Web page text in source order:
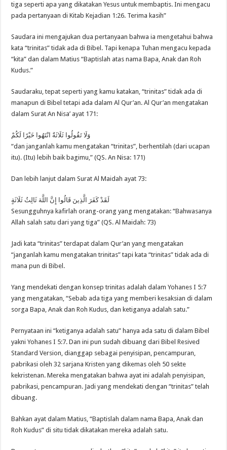
tiga seperti apa yang dikatakan Yesus untuk membaptis. Ini mengacu
pada pertanyaan di Kitab Kejadian 1:26. Terima kasih”
Saudara ini mengajukan dua pertanyaan bahwa ia mengetahui bahwa
kata “trinitas” tidak ada di Bibel. Tapi kenapa Tuhan mengacu kepada
“kita” dan dalam Matius “Baptislah atas nama Bapa, Anak dan Roh
Kudus.”
Saudaraku, tepat seperti yang kamu katakan, “trinitas” tidak ada di
manapun di Bibel tetapi ada dalam Al Qur’an. Al Qur’an mengatakan
dalam Surat An Nisa’ ayat 171:
وَلَا تَقُولُوا ثَلَاثَةٌ انْتَهُوا خَيْرًا لَكُمْ
“dan janganlah kamu mengatakan “trinitas”, berhentilah (dari ucapan
itu). (Itu) lebih baik bagimu,” (QS. An Nisa: 171)
Dan lebih lanjut dalam Surat Al Maidah ayat 73:
لَقَدْ كَفَرَ الَّذِينَ قَالُوا إِنَّ اللَّهَ ثَالِثُ ثَلَاثَةٍ
Sesungguhnya kafirlah orang-orang yang mengatakan: “Bahwasanya
Allah salah satu dari yang tiga” (QS. Al Maidah: 73)
Jadi kata “trinitas” terdapat dalam Qur’an yang mengatakan
“janganlah kamu mengatakan trinitas” tapi kata “trinitas” tidak ada di
mana pun di Bibel.
Yang mendekati dengan konsep trinitas adalah dalam Yohanes I 5:7
yang mengatakan, “Sebab ada tiga yang memberi kesaksian di dalam
sorga Bapa, Anak dan Roh Kudus, dan ketiganya adalah satu.”
Pernyataan ini “ketiganya adalah satu” hanya ada satu di dalam Bibel
yakni Yohanes I 5:7. Dan ini pun sudah dibuang dari Bibel Resived
Standard Version, dianggap sebagai penyisipan, pencampuran,
pabrikasi oleh 32 sarjana Kristen yang dikemas oleh 50 sekte
kekristenan. Mereka mengatakan bahwa ayat ini adalah penyisipan,
pabrikasi, pencampuran. Jadi yang mendekati dengan “trinitas” telah
dibuang.
Bahkan ayat dalam Matius, “Baptislah dalam nama Bapa, Anak dan
Roh Kudus” di situ tidak dikatakan mereka adalah satu.